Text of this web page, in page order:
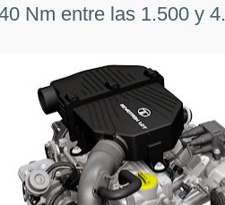
Nm entre las 1.500 y